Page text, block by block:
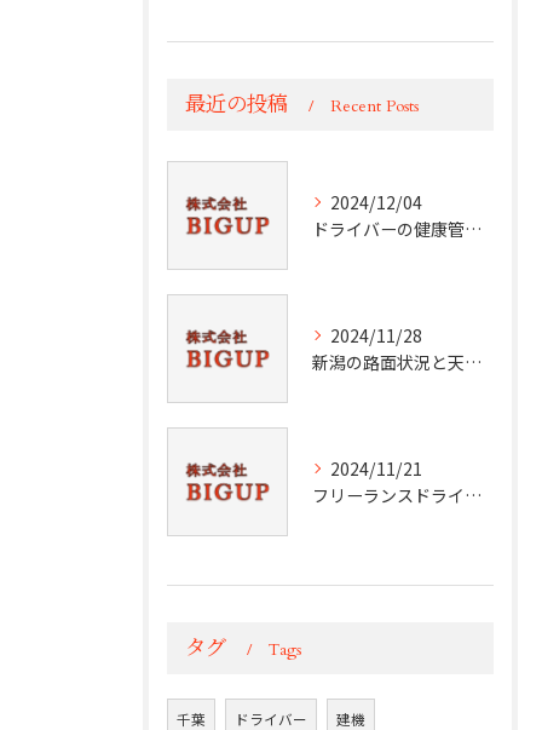
最近の投稿 Recent Posts
2024/12/04
ドライバーの健康管理術
2024/11/28
新潟の路面状況と天候分析
2024/11/21
フリーランスドライバーの挑戦と成功
タグ Tags
千葉 ドライバー 建機